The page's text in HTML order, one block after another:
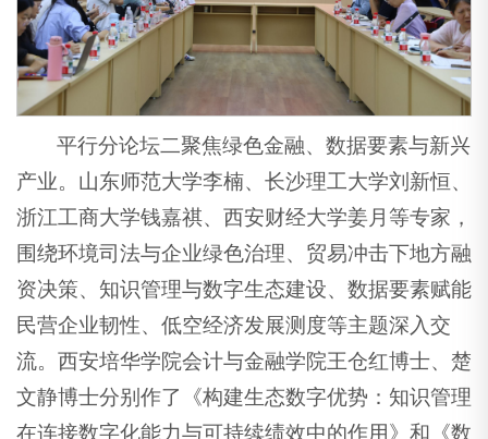
平行分论坛二聚焦绿色金融、数据要素与新兴
产业。山东师范大学李楠、长沙理工大学刘新恒、
浙江工商大学钱嘉祺、西安财经大学姜月等专家，
围绕环境司法与企业绿色治理、贸易冲击下地方融
资决策、知识管理与数字生态建设、数据要素赋能
民营企业韧性、低空经济发展测度等主题深入交
流。西安培华学院会计与金融学院王仓红博士、楚
文静博士分别作了《构建生态数字优势：知识管理
在连接数字化能力与可持续绩效中的作用》和《数